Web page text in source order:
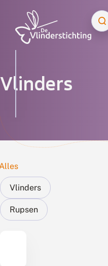
Vlinders
Vlinders
Rupsen